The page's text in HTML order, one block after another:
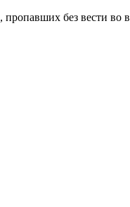
, пропавших без вести во